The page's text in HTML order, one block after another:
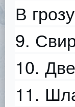
В
9.
10.
11.